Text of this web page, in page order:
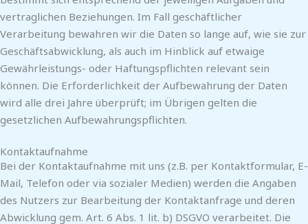
vertraglichen Beziehungen. Im Fall geschäftlicher
Verarbeitung bewahren wir die Daten so lange auf, wie sie zur
Geschäftsabwicklung, als auch im Hinblick auf etwaige
Gewährleistungs- oder Haftungspflichten relevant sein
können. Die Erforderlichkeit der Aufbewahrung der Daten
wird alle drei Jahre überprüft; im Übrigen gelten die
gesetzlichen Aufbewahrungspflichten.
Kontaktaufnahme
Bei der Kontaktaufnahme mit uns (z.B. per Kontaktformular, E-
Mail, Telefon oder via sozialer Medien) werden die Angaben
des Nutzers zur Bearbeitung der Kontaktanfrage und deren
Abwicklung gem. Art. 6 Abs. 1 lit. b) DSGVO verarbeitet. Die